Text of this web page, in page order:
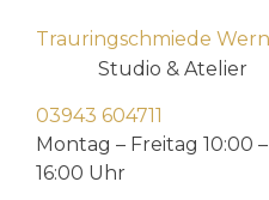
Trauringschmiede
Studio & Atelier
03943 604711
Montag – Freitag 10:00
16:00 Uhr